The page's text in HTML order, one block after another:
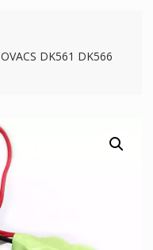
DK561 DK566